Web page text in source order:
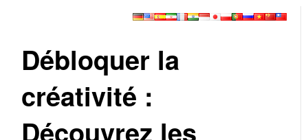
Débloquer la
créativité :
Découvrez les